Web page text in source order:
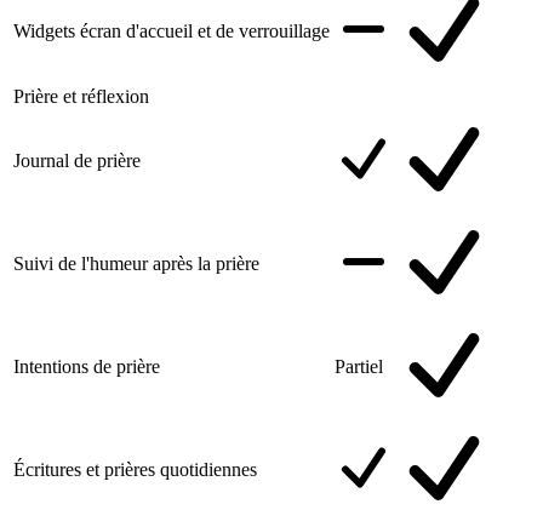
Widgets écran d'accueil et de verrouillage
Prière et réflexion
Journal de prière
Suivi de l'humeur après la prière
Intentions de prière Partiel
Écritures et prières quotidiennes